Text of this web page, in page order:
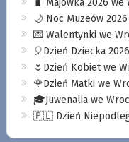
🌙 Noc Muzeów
💌 Walentynki we
🎈Dzień Dziecka
🌷Dzień Kobiet we
🌹Dzień Matki we
🎓Juwenalia we
🇵🇱 Dzień